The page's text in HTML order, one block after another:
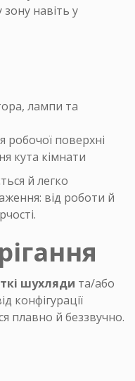
навіть у
лампи та
поверхні
кута кімнати
й легко
від роботи й
шухляди та/або
конфігурації
плавно й беззвучно.